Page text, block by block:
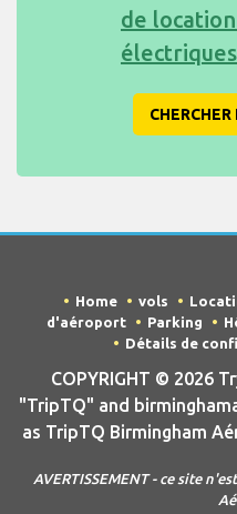
de
Home vols
d'aéroport
Parking
Détails de
COPYRIGHT © 2026
"TripTQ" and
as TripTQ Birmingham
AVERTISSEMENT - ce site